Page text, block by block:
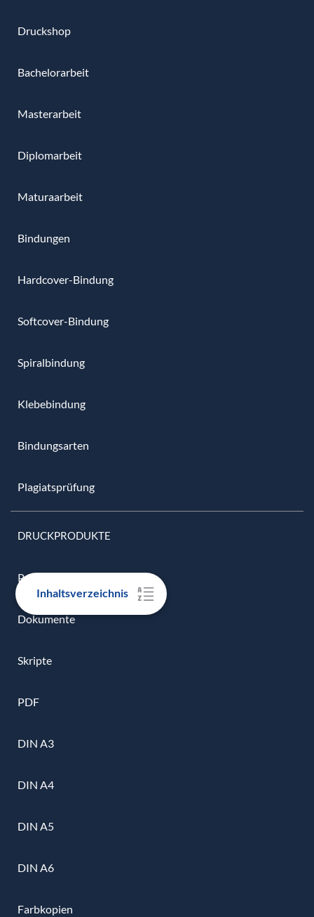
Inhaltsverzeichnis
Druckshop
Bachelorarbeit
Masterarbeit
Diplomarbeit
Maturaarbeit
Bindungen
Hardcover-Bindung
Softcover-Bindung
Spiralbindung
Klebebindung
Bindungsarten
Plagiatsprüfung
DRUCKPRODUKTE
Preisübersicht
Dokumente
Skripte
PDF
DIN A3
DIN A4
DIN A5
DIN A6
Farbkopien